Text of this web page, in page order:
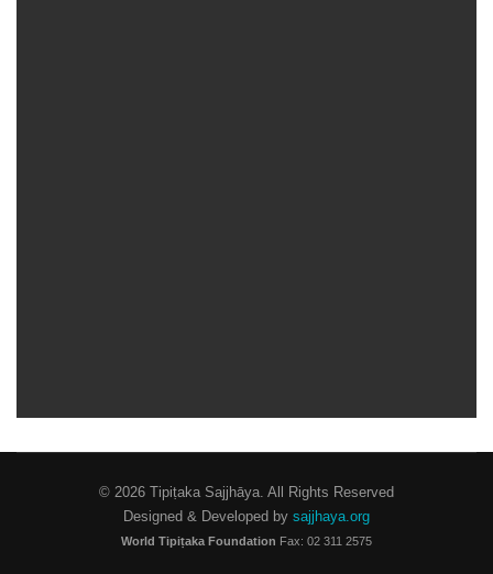
© 2026 Tipiṭaka Sajjhāya. All Rights Reserved
Designed & Developed by sajjhaya.org
World Tipiṭaka Foundation Fax: 02 311 2575